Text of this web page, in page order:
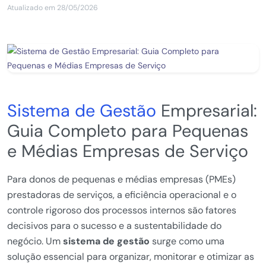
Atualizado em 28/05/2026
Sistema de Gestão Empresarial:
Guia Completo para Pequenas
e Médias Empresas de Serviço
Para donos de pequenas e médias empresas (PMEs)
prestadoras de serviços, a eficiência operacional e o
controle rigoroso dos processos internos são fatores
decisivos para o sucesso e a sustentabilidade do
negócio. Umsistema de gestão surge como uma
solução essencial para organizar, monitorar e otimizar as